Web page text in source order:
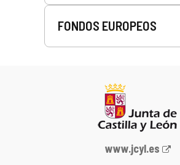
FONDOS EUROPEOS
Portal
www.jcyl.es